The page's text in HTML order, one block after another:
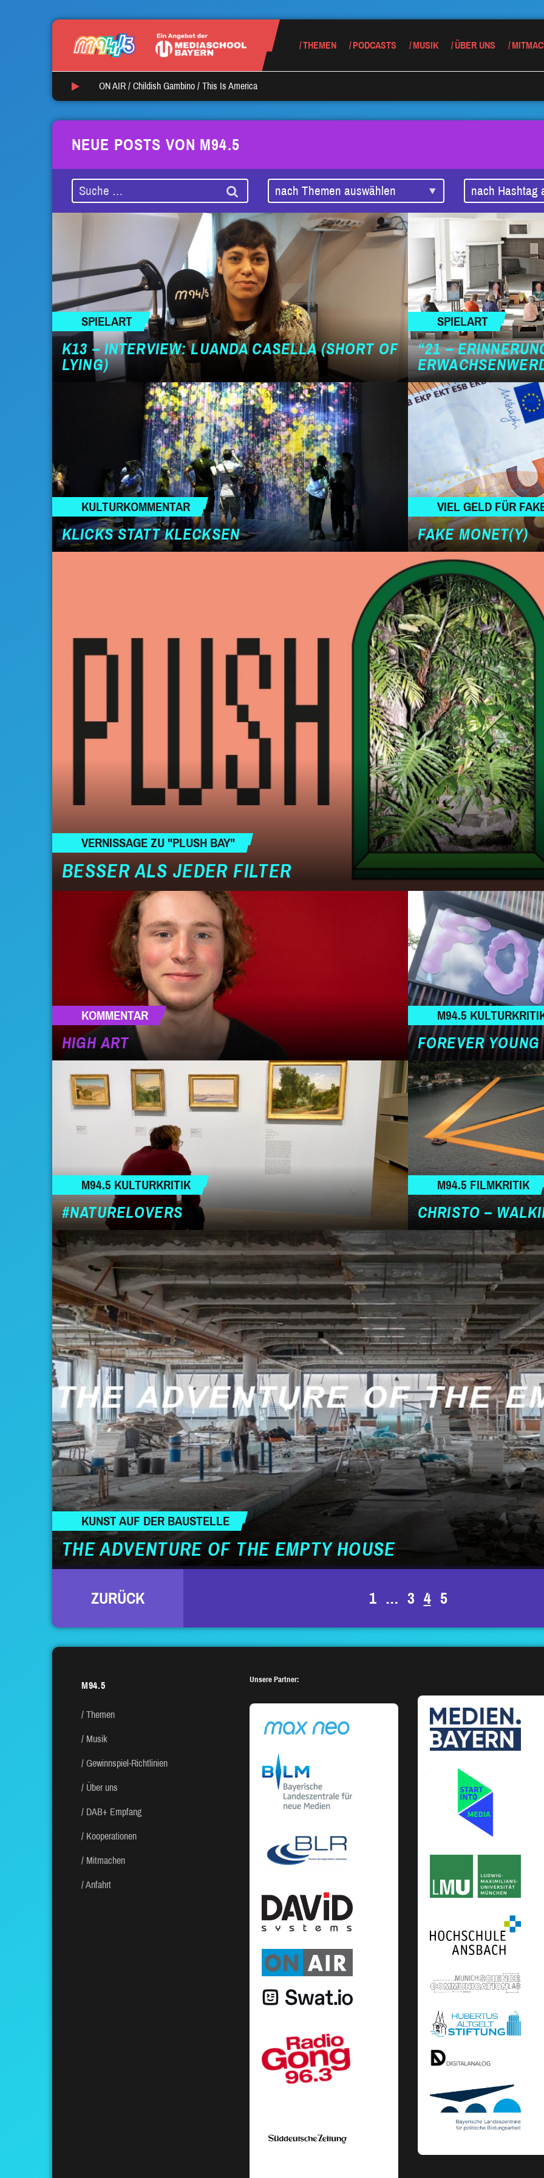
THEMEN PODCASTS MUSIK ÜBER UNS
ON AIR / Childish Gambino / This Is America
NEUE POSTS VON M94.5
SPIELART
K13 – INTERVIEW: LUANDA CASELLA (SHORT OF
LYING)
SPIELART
“21 –
KULTURKOMMENTAR
KLICKS STATT KLECKSEN
VIEL GELD FÜR
FAKE MONET(Y)
VERNISSAGE ZU "PLUSH BAY"
BESSER ALS JEDER FILTER
KOMMENTAR
HIGH ART
M94.5
FOREVER YOUNG
M94.5 KULTURKRITIK
#NATURELOVERS
M94.5 FILMKRITIK
CHRISTO –
KUNST AUF DER BAUSTELLE
THE ADVENTURE OF THE EMPTY HOUSE
SEITENNUMMERIERUNG
DER
ZURÜCK 1 … 3 4 5
M94.5
Themen
Musik
Gewinnspiel-Richtlinien
Über uns
DAB+ Empfang
Kooperationen
Mitmachen
Anfahrt
Unsere Partner: